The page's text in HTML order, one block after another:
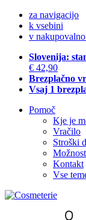
za navigacijo
k vsebini
v
Slovenija:
€ 42,90
Brezplačno
Vsaj 1
Pomoč
Kje je
Vračilo
Stroški
Kontakt
Vse